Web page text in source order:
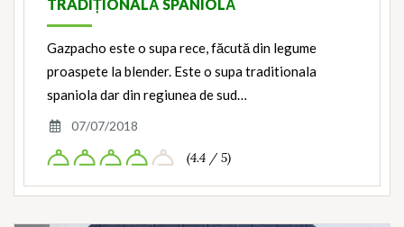
TRADIȚIONALĂ SPANIOLĂ
Gazpacho este o supa rece, făcută din legume
proaspete la blender. Este o supa traditionala
spaniola dar din regiunea de sud…
07/07/2018
(4.4 / 5)